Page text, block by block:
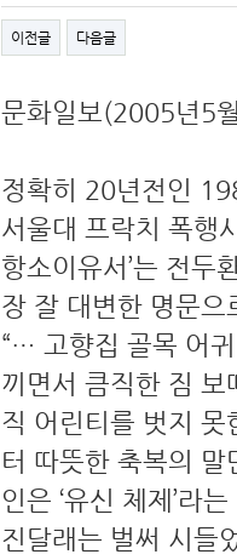
이전글 다음글
문화일보(2005년5
정확히 20년전인
서울대 프락치 폭행
항소이유서’는 전두
장 잘 대변한 명문으
“… 고향집 골목 어
끼면서 큼직한 짐
직 어린티를 벗지
터 따뜻한 축복의
인은 ‘유신 체제’라
진달래는 벌써 시들